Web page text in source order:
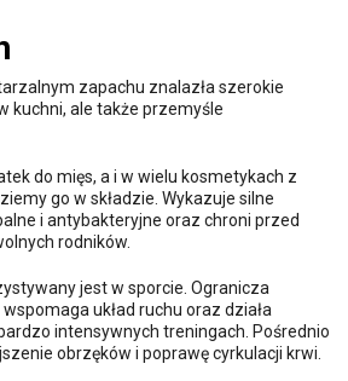
zapachu znalazła szerokie
kuchni, ale także przemyśle
do mięs, a i w wielu kosmetykach z
go w składzie. Wykazuje silne
i antybakteryjne oraz chroni przed
rodników.
jest w sporcie. Ogranicza
układ ruchu oraz działa
intensywnych treningach. Pośrednio
obrzęków i poprawę cyrkulacji krwi.